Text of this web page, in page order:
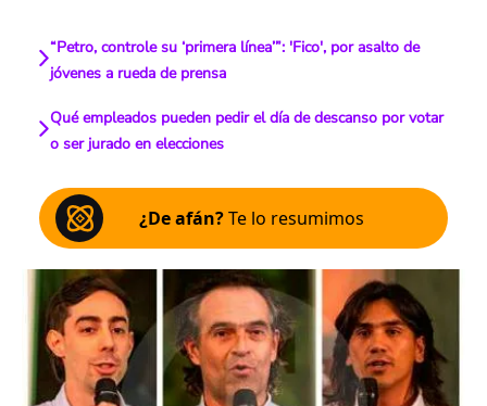
“Petro, controle su ‘primera línea’”: 'Fico', por asalto de
jóvenes a rueda de prensa
Qué empleados pueden pedir el día de descanso por votar
o ser jurado en elecciones
¿De afán?Te lo resumimos